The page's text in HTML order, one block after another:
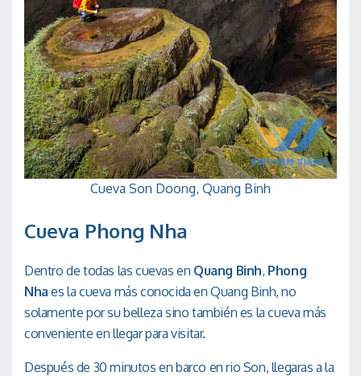
Cueva Son Doong, Quang Binh
Cueva Phong Nha
Dentro de todas las cuevas en Quang Binh, Phong
Nha es la cueva más conocida en Quang Binh, no
solamente por su belleza sino también es la cueva más
conveniente en llegar para visitar.
Después de 30 minutos en barco en rio Son, llegaras a la